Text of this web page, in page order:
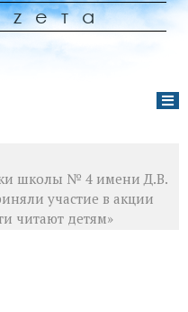
школы № 4 имени Д.В.
участие в акции
читают детям»